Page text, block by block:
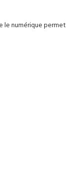
le numérique